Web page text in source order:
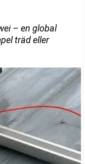
– en global
träd eller